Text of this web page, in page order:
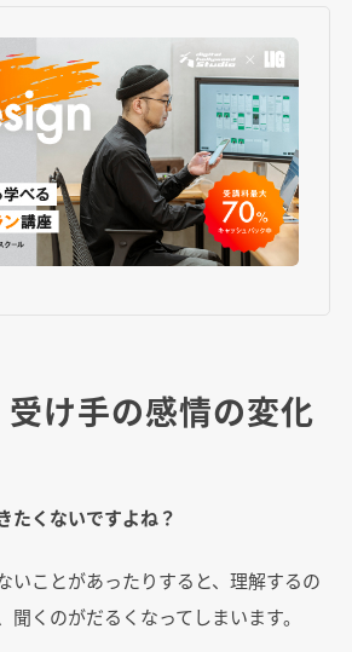
け手の感情の変化
たくないですよね？
いことがあったりすると、理解するの
聞くのがだるくなってしまいます。